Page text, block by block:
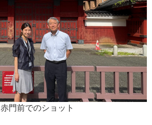
赤門前でのショット